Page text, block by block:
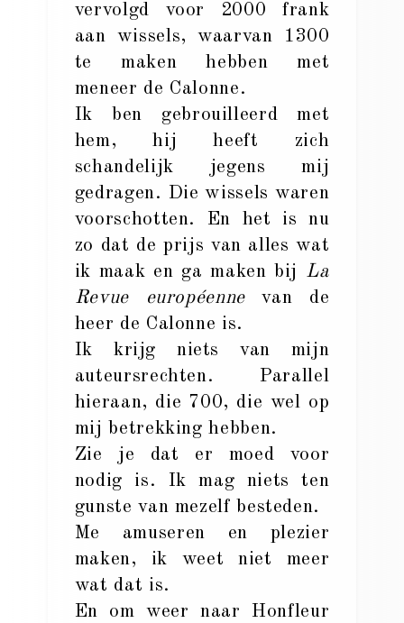
vervolgd voor 2000 frank
aan wissels, waarvan 1300
te maken hebben met
meneer de Calonne.
Ik ben gebrouilleerd met
hem, hij heeft zich
schandelijk jegens mij
gedragen. Die wissels waren
voorschotten. En het is nu
zo dat de prijs van alles wat
ik maak en ga maken bij La
Revue européennevan de
heer de Calonne is.
Ik krijg niets van mijn
auteursrechten. Parallel
hieraan, die 700, die wel op
mij betrekking hebben.
Zie je dat er moed voor
nodig is. Ik mag niets ten
gunste van mezelf besteden.
Me amuseren en plezier
maken, ik weet niet meer
wat dat is.
En om weer naar Honfleur